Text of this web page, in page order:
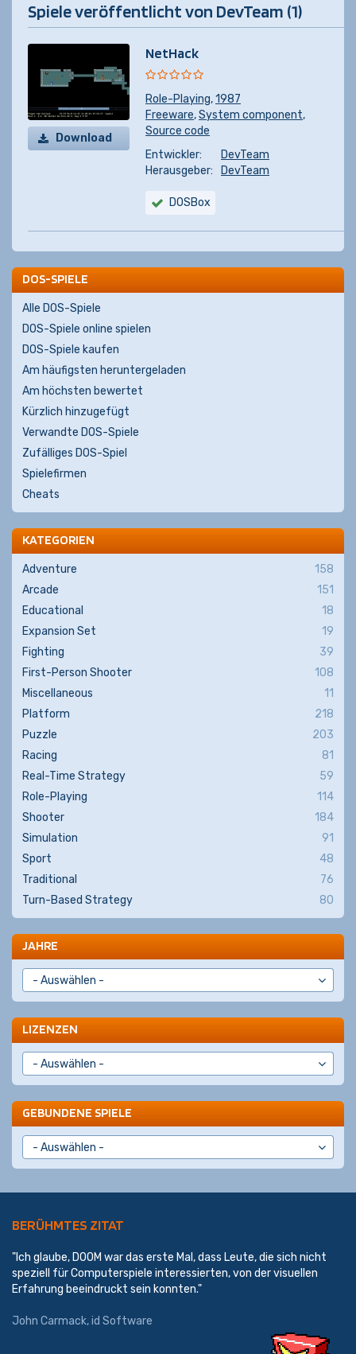
Spiele veröffentlicht von DevTeam (1)
Download
NetHack
Role-Playing,1987
Freeware,System component,
Source code
Entwickler:
DevTeam
Herausgeber:
DevTeam
DOSBox
DOS-SPIELE
Alle DOS-Spiele
DOS-Spiele online spielen
DOS-Spiele kaufen
Am häufigsten heruntergeladen
Am höchsten bewertet
Kürzlich hinzugefügt
Verwandte DOS-Spiele
Zufälliges DOS-Spiel
Spielefirmen
Cheats
KATEGORIEN
Adventure
158
Arcade
151
Educational
18
Expansion Set
19
Fighting
39
First-Person Shooter
108
Miscellaneous
11
Platform
218
Puzzle
203
Racing
81
Real-Time Strategy
59
Role-Playing
114
Shooter
184
Simulation
91
Sport
48
Traditional
76
Turn-Based Strategy
80
JAHRE
LIZENZEN
GEBUNDENE SPIELE
BERÜHMTES ZITAT
"Ich glaube, DOOM war das erste Mal, dass Leute, die sich nicht
speziell für Computerspiele interessierten, von der visuellen
Erfahrung beeindruckt sein konnten."
John Carmack,id Software